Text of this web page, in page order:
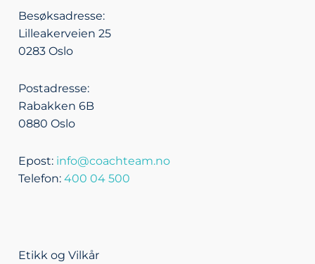
d
i
n
o
p
Besøksadresse:
Lilleakerveien 25
0283 Oslo
Postadresse:
Rabakken 6B
0880 Oslo
Epost: info@coachteam.no
Telefon: 400 04 500
Etikk og Vilkår